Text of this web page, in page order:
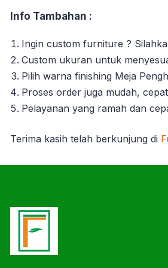
Info Tambahan :
Ingin custom furniture ?
Custom ukuran untuk
Pilih warna finishing Meja
Proses order juga mudah,
Pelayanan yang ramah dan
Terima kasih telah berkunjung di